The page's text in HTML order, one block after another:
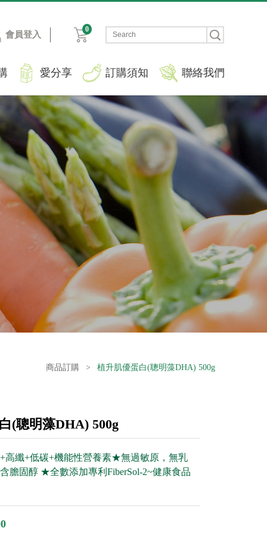
會員登入
0
愛分享 訂購須知 聯絡我們
商品訂購 > 植升肌優蛋白(聰明藻DHA) 500g
(聰明藻DHA) 500g
高纖+低碳+機能性營養素★無過敏原，無乳
膽固醇 ★全數添加專利FiberSol-2~健康食品